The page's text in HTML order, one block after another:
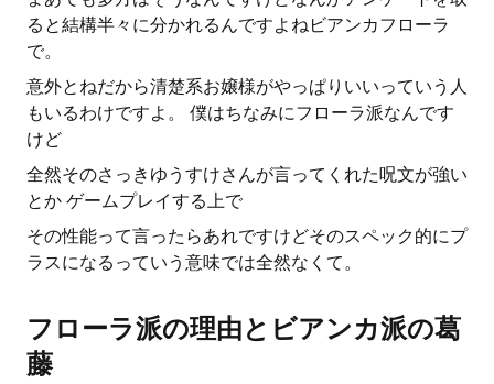
ると結構半々に分かれるんですよねビアンカフローラ
で。
意外とねだから清楚系お嬢様がやっぱりいいっていう人
もいるわけですよ。 僕はちなみにフローラ派なんです
けど
全然そのさっきゆうすけさんが言ってくれた呪文が強い
とか ゲームプレイする上で
その性能って言ったらあれですけどそのスペック的にプ
ラスになるっていう意味では全然なくて。
フローラ派の理由とビアンカ派の葛
藤